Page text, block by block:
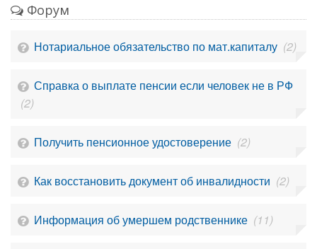
Форум
Нотариальное обязательство по мат.капиталу (2)
Справка о выплате пенсии если человек не в РФ
(2)
Получить пенсионное удостоверение (2)
Как восстановить документ об инвалидности (2)
Информация об умершем родственнике (11)